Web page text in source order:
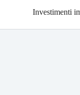
Investimenti